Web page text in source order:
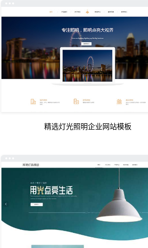
精选灯光照明企业网站模板